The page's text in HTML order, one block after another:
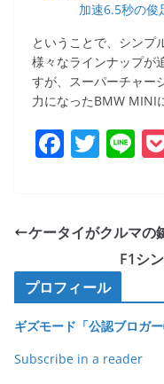
加速6.5秒の
ということで、シンプ
様々なラインナップが
すが、スーパーチャー
力になったBMW MINI
F
e
o
o
k
T
er
Li
ケータイがクルマの
F1シ
プロフィール
ギズモード「公認ブロガー
Subscribe in a reader